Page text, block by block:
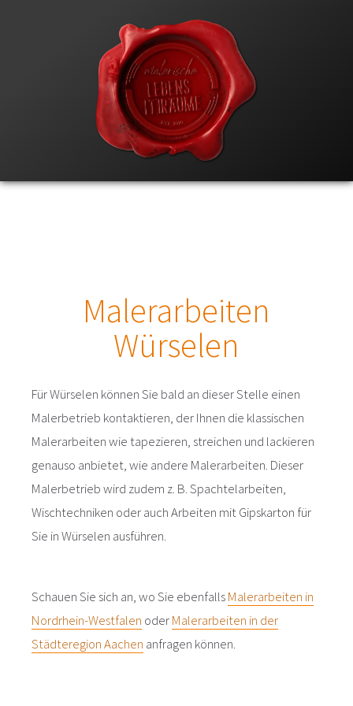
Malerarbeiten
Würselen
Für Würselen können Sie bald an dieser Stelle einen
Malerbetrieb kontaktieren, der Ihnen die klassischen
Malerarbeiten wie tapezieren, streichen und lackieren
genauso anbietet, wie andere Malerarbeiten. Dieser
Malerbetrieb wird zudem z. B. Spachtelarbeiten,
Wischtechniken oder auch Arbeiten mit Gipskarton für
Sie in Würselen ausführen.
Schauen Sie sich an, wo Sie ebenfallsMalerarbeiten in
Nordrhein-Westfalen oderMalerarbeiten in der
Städteregion Aachen anfragen können.